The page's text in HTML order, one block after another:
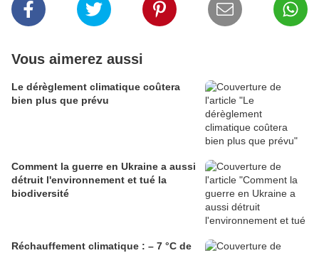
Vous aimerez aussi
Le dérèglement climatique coûtera
bien plus que prévu
Comment la guerre en Ukraine a aussi
détruit l'environnement et tué la
biodiversité
Réchauffement climatique : – 7 °C de